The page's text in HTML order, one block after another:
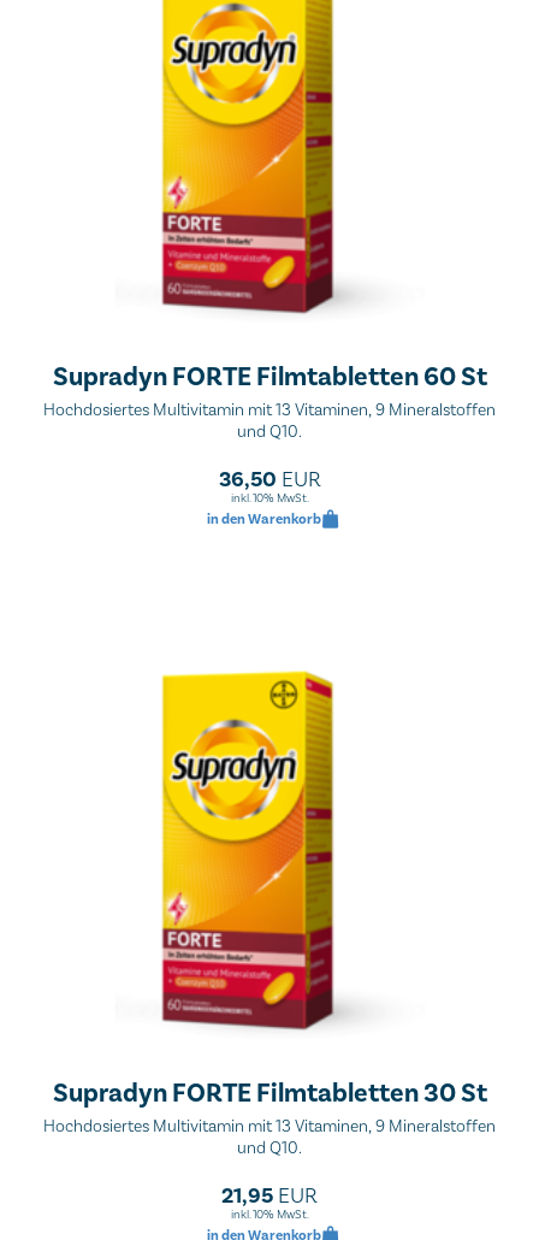
Supradyn FORTE Filmtabletten 60 St
Hochdosiertes Multivitamin mit 13 Vitaminen, 9 Mineralstoffen
und Q10.
36,50 EUR
inkl. 10% MwSt.
in den Warenkorb
Supradyn FORTE Filmtabletten 30 St
Hochdosiertes Multivitamin mit 13 Vitaminen, 9 Mineralstoffen
und Q10.
21,95 EUR
inkl. 10% MwSt.
in den Warenkorb